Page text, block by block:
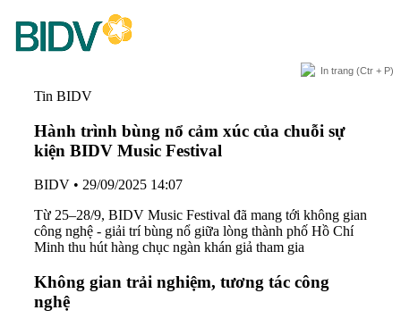
In trang (Ctr + P)
Tin BIDV
Hành trình bùng nổ cảm xúc của chuỗi sự
kiện BIDV Music Festival
BIDV • 29/09/2025 14:07
Từ 25–28/9, BIDV Music Festival đã mang tới không gian
công nghệ - giải trí bùng nổ giữa lòng thành phố Hồ Chí
Minh thu hút hàng chục ngàn khán giả tham gia
Không gian trải nghiệm, tương tác công
nghệ